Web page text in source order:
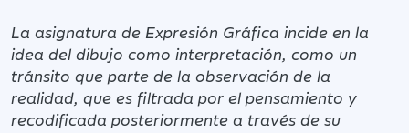
La asignatura de Expresión Gráfica incide en la
idea del dibujo como interpretación, como un
tránsito que parte de la observación de la
realidad, que es filtrada por el pensamiento y
recodificada posteriormente a través de su